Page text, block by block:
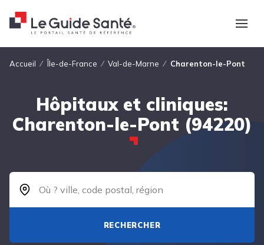
Fil d'Ariane
Accueil Île-de-France Val-de-Marne Charenton-le-Pont
Hôpitaux et cliniques:
Charenton-le-Pont (94220)
RECHERCHER